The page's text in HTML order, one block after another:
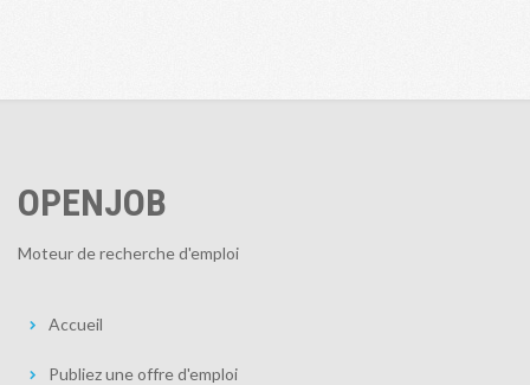
OPENJOB
Moteur de recherche d'emploi
Accueil
Publiez une offre d'emploi